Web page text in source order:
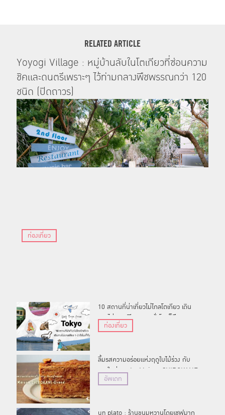
RELATED ARTICLE
Yoyogi Village : หมู่บ้านลับในโตเกียวที่ซ่อนความ
ชิคและดนตรีเพราะๆ ไว้ท่ามกลางพืชพรรณกว่า 120
ชนิด (ปิดถาวร)
ท่องเที่ยว
10 สถานที่น่าเที่ยวไม่ไกลโตเกียว เดิน
ทางไม่นานเพียง 1-2 ชั่วโมงก็ถึง
ท่องเที่ยว
ลิ้มรสความอร่อยแห่งฤดูใบไม้ร่วง กับ
เมนูใหม่จาก La Maison SHIROKANE
Grand
อัพเดท